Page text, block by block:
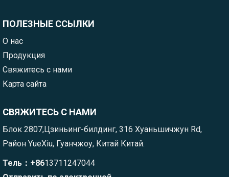
ПОЛЕЗНЫЕ ССЫЛКИ
О нас
Продукция
Свяжитесь с нами
Карта сайта
СВЯЖИТЕСЬ С НАМИ
Блок 2807,Цзиньинг-билдинг, 316 Хуаньшичжун Rd,
Район YueXiu, Гуанчжоу, Китай Китай.
Тель：+8613711247044